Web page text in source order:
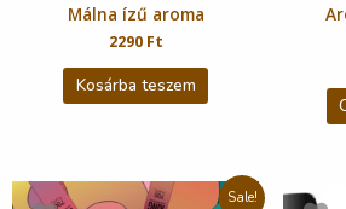
Málna ízű aroma
2290 Ft
Kosárba teszem
Sale!